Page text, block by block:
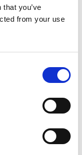
you’ve
from your use
– Typ C
wurde. Dank der
und der
(A-